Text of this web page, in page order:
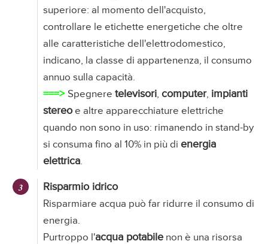
superiore: al momento dell'acquisto,
controllare le etichette energetiche che oltre
alle caratteristiche dell'elettrodomestico,
indicano, la classe di appartenenza, il consumo
annuo sulla capacità.
===> Spegnere televisori, computer, impianti
stereoe altre apparecchiature elettriche
quando non sono in uso: rimanendo in stand-by
si consuma fino al 10% in più di energia
elettrica.
Risparmio idrico
Risparmiare acqua può far ridurre il consumo di
energia.
Purtroppo l'acqua potabile non è una risorsa